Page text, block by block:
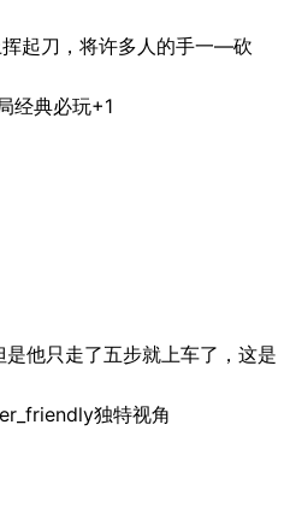
起刀，将许多人的手一—砍
经典必玩+1
他只走了五步就上车了，这是
独特视角